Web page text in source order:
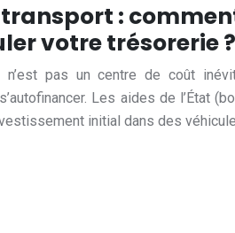
:
votre trésorerie ?
pas un centre de coût
Les aides de l’État
initial dans des